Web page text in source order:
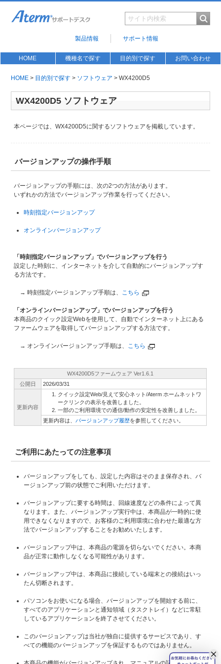
製品情報 サポート情報
HOME 機種名で探す 目的別で探す お問い合わせ
HOME > 目的別で探す > ソフトウェア > WX4200D5
WX4200D5 ソフトウェア
本ページでは、WX4200D5に関するソフトウェアを掲載しています。
バージョンアップの操作手順
バージョンアップの手順には、次の2つの方法があります。
いずれかの方法でバージョンアップ作業を行ってください。
時刻指定バージョンアップ
オンラインバージョンアップ
「時刻指定バージョンアップ」でバージョンアップを行う
設定した時刻に、インターネットを介して自動的にバージョンアップす
る方法です。
→ 時刻指定バージョンアップ手順は、 こちら
「オンラインバージョンアップ」でバージョンアップを行う
本商品のクイック設定Webを使用して、自動でインターネット上にある
ファームウェアを取得してバージョンアップする方法です。
→ オンラインバージョンアップ手順は、 こちら
WX4200D5ファームウェア Ver1.6.1
公開日
2026/03/31
更新内容
クイック設定Web/見えて安心ネット/Aterm ホームネットワ
ークリンクの表示を改善しました。
一部のご利用環境での通信/動作の安定性を改善しました。
更新内容は、バージョンアップ履歴を参照してください。
ご利用にあたっての注意事項
バージョンアップをしても、設定した内容はそのまま保存され、バ
ージョンアップ前の状態でご利用いただけます。
バージョンアップに要する時間は、回線速度などの条件によって異
なります。また、バージョンアップ実行中は、本商品が一時的に使
用できなくなりますので、お客様のご利用環境に合わせた最適な方
法でバージョンアップすることをお勧めいたします。
バージョンアップ中は、本商品の電源を切らないでください。本商
品が正常に動作しなくなる可能性があります。
バージョンアップ中は、本商品に接続している端末との接続はいっ
たん切断されます。
パソコンをお使いになる場合、バージョンアップを開始する前に、
すべてのアプリケーションと通知領域（タスクトレイ）などに常駐
しているアプリケーションを終了させてください。
このバージョンアップは当社が独自に提供するサービスであり、す
べての機能のバージョンアップを保証するものではありません。